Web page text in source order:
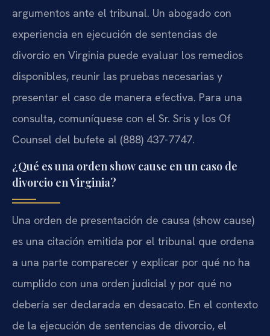
argumentos ante el tribunal. Un abogado con
experiencia en ejecución de sentencias de
divorcio en Virginia puede evaluar los remedios
disponibles, reunir las pruebas necesarias y
presentar el caso de manera efectiva. Para una
consulta, comuníquese con el Sr. Sris y los Of
Counsel del bufete al (888) 437-7747.
¿Qué es una orden show cause en un caso de
divorcio en Virginia?
Una orden de presentación de causa (show cause)
es una citación emitida por el tribunal que ordena
a una parte comparecer y explicar por qué no ha
cumplido con una orden judicial y por qué no
debería ser declarada en desacato. En el contexto
de la ejecución de sentencias de divorcio, el